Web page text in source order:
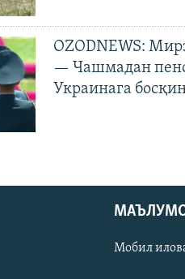
OZODNEWS:
— Чашмадан
Украинага
Мобил